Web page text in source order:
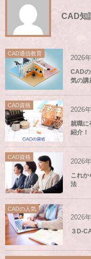
CAD知
CAD通信教育
2026
CAD
気の講
CAD資格
2026
就職に
紹介！
CAD資格
2026
これか
法
CADの人気
2026
３D-